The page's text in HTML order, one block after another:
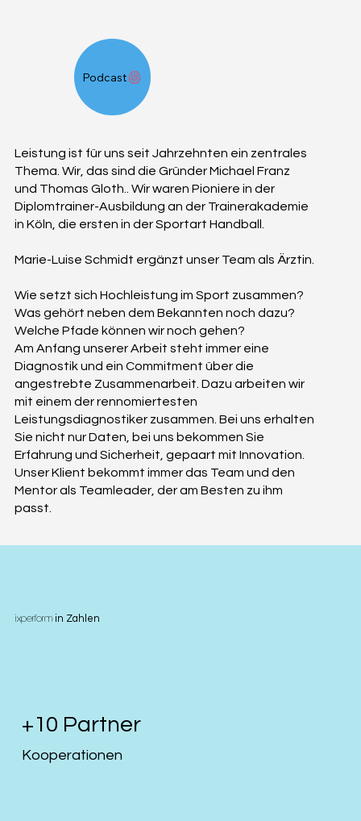
Podcast
Leistung ist für uns seit Jahrzehnten ein zentrales
Thema. Wir, das sind die Gründer Michael Franz
und Thomas Gloth.. Wir waren Pioniere in der
Diplomtrainer-Ausbildung an der Trainerakademie
in Köln, die ersten in der Sportart Handball.
Marie-Luise Schmidt ergänzt unser Team als Ärztin.
Wie setzt sich Hochleistung im Sport zusammen?
Was gehört neben dem Bekannten noch dazu?
Welche Pfade können wir noch gehen?
Am Anfang unserer Arbeit steht immer eine
Diagnostik und ein Commitment über die
angestrebte Zusammenarbeit. Dazu arbeiten wir
mit einem der rennomiertesten
Leistungsdiagnostiker zusammen. Bei uns erhalten
Sie nicht nur Daten, bei uns bekommen Sie
Erfahrung und Sicherheit, gepaart mit Innovation.
Unser Klient bekommt immer das Team und den
Mentor als Teamleader, der am Besten zu ihm
passt.
ixperformin Zahlen
+10 Partner
Kooperationen